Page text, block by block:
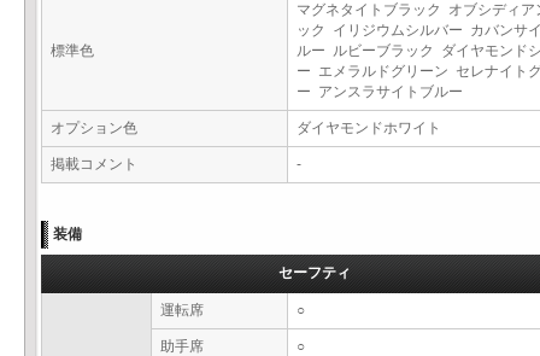
標準色
マグネタイトブラック オブシディア
ック イリジウムシルバー カバンサ
ルー ルビーブラック ダイヤモンド
ー エメラルドグリーン セレナイト
ー アンスラサイトブルー
オプション色 ダイヤモンドホワイト
掲載コメント -
装備
セーフティ
運転席 ○
助手席 ○